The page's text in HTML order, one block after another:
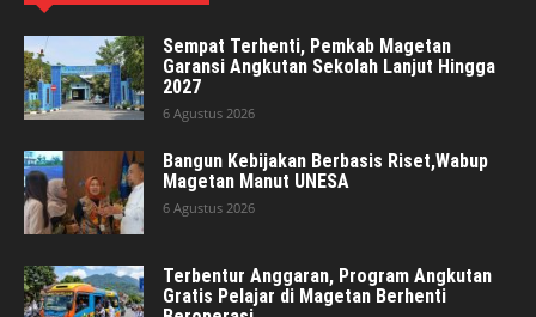
Sempat Terhenti, Pemkab Magetan
Garansi Angkutan Sekolah Lanjut Hingga
2027
6 Agustus 2026
Bangun Kebijakan Berbasis Riset,Wabup
Magetan Manut UNESA
6 Agustus 2026
Terbentur Anggaran, Program Angkutan
Gratis Pelajar di Magetan Berhenti